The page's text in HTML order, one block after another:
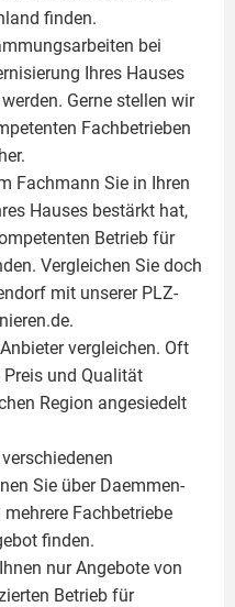
finden.
bei
Ihres Hauses
Gerne stellen wir
Fachbetrieben
Fachmann Sie in Ihren
Hauses bestärkt hat,
Betrieb für
Vergleichen Sie doch
mit unserer PLZ-
vergleichen. Oft
und Qualität
Region angesiedelt
Sie über Daemmen-
Fachbetriebe
finden.
nur Angebote von
Betrieb für